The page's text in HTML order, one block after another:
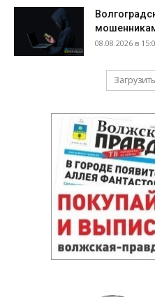
08.08.2026 в